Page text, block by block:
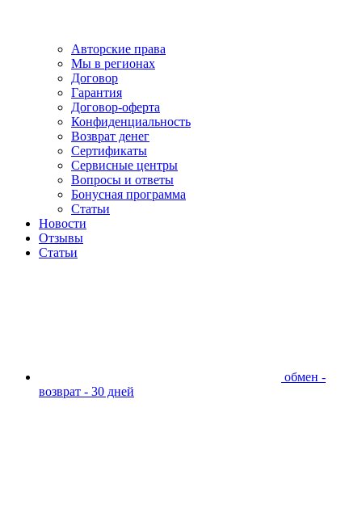
Авторские права
Мы в регионах
Договор
Гарантия
Договор-оферта
Конфиденциальность
Возврат денег
Сертификаты
Сервисные центры
Вопросы и ответы
Бонусная программа
Статьи
Новости
Отзывы
Статьи
обмен -
возврат - 30 дней